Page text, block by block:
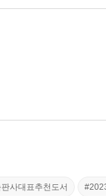
사대표추천도서